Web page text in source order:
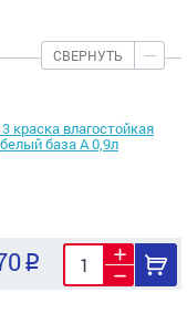
СВЕРНУТЬ
краска влагостойкая
база А 0,9л